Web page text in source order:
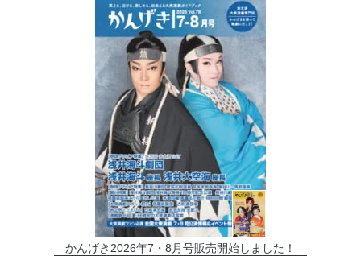
かんげき2026年7・8月号販売開始しました！